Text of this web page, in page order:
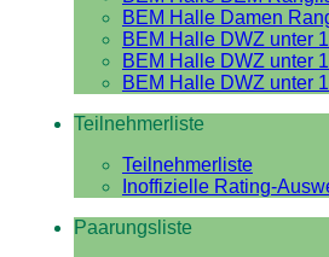
BEM Halle Damen
BEM Halle DWZ unter
BEM Halle DWZ unter
BEM Halle DWZ unter
Teilnehmerliste
Teilnehmerliste
Inoffizielle Rating-
Paarungsliste